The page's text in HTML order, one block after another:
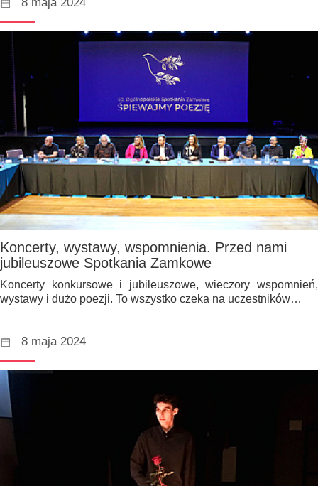
Koncerty, wystawy, wspomnienia. Przed nami
jubileuszowe Spotkania Zamkowe
Koncerty konkursowe i jubileuszowe, wieczory wspomnień,
wystawy i dużo poezji. To wszystko czeka na uczestników…
8 maja 2024